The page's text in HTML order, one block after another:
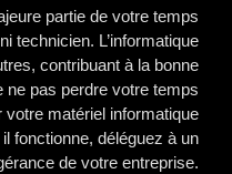
partie de votre temps
technicien. L’informatique
contribuant à la bonne
ne pas perdre votre temps
votre matériel informatique
fonctionne, déléguez à un
de votre entreprise.